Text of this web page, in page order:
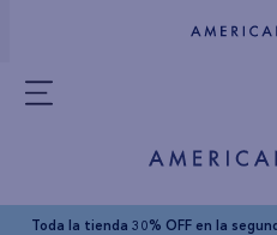
Toda la tienda 30% OFF en la